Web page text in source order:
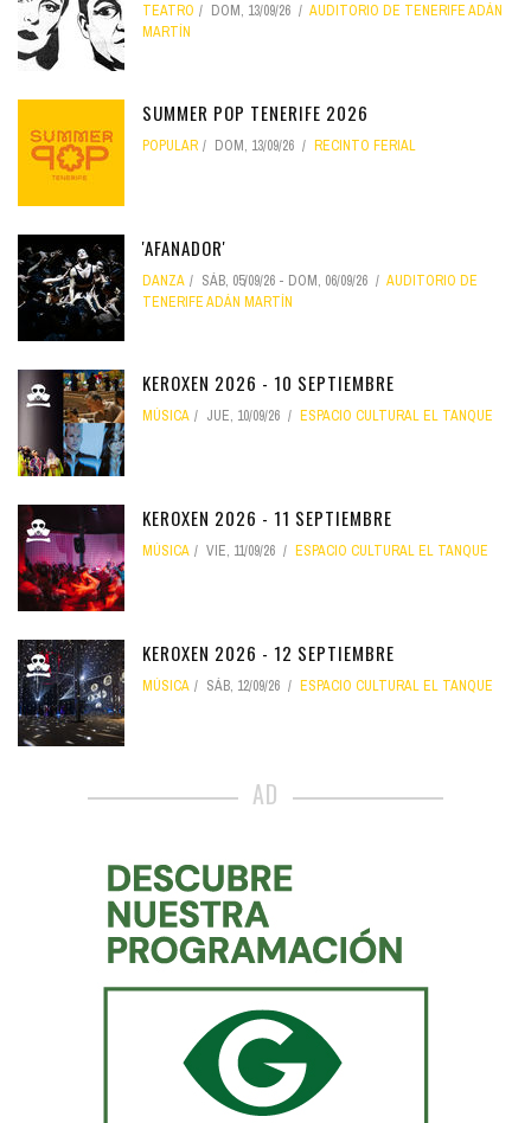
TEATRO DOM, 13/09/26
AUDITORIO DE TENERIFE ADÁN
MARTÍN
SUMMER POP TENERIFE 2026
POPULAR DOM, 13/09/26 RECINTO FERIAL
'AFANADOR'
DANZA SÁB, 05/09/26 - DOM, 06/09/26
AUDITORIO DE
TENERIFE ADÁN MARTÍN
KEROXEN 2026 - 10 SEPTIEMBRE
MÚSICA JUE, 10/09/26 ESPACIO CULTURAL EL TANQUE
KEROXEN 2026 - 11 SEPTIEMBRE
MÚSICA VIE, 11/09/26 ESPACIO CULTURAL EL TANQUE
KEROXEN 2026 - 12 SEPTIEMBRE
MÚSICA SÁB, 12/09/26 ESPACIO CULTURAL EL TANQUE
AD